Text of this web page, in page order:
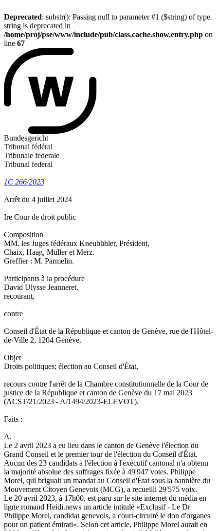
Deprecated: substr(): Passing null to parameter #1 ($string) of type
string is deprecated in
/home/proj/pse/www/include/pub/class.cache.show.entry.php on
line 67
Bundesgericht
Tribunal fédéral
Tribunale federale
Tribunal federal
1C 266/2023
Arrêt du 4 juillet 2024
Ire Cour de droit public
Composition
MM. les Juges fédéraux Kneubühler, Président,
Chaix, Haag, Müller et Merz.
Greffier : M. Parmelin.
Participants à la procédure
David Ulysse Jeanneret,
recourant,
contre
Conseil d'État de la République et canton de Genève, rue de l'Hôtel-
de-Ville 2, 1204 Genève.
Objet
Droits politiques; élection au Conseil d'État,
recours contre l'arrêt de la Chambre constitutionnelle de la Cour de
justice de la République et canton de Genève du 17 mai 2023
(ACST/21/2023 - A/1494/2023-ELEVOT).
Faits :
A.
Le 2 avril 2023 a eu lieu dans le canton de Genève l'élection du
Grand Conseil et le premier tour de l'élection du Conseil d'État.
Aucun des 23 candidats à l'élection à l'exécutif cantonal n'a obtenu
la majorité absolue des suffrages fixée à 49'947 votes. Philippe
Morel, qui briguait un mandat au Conseil d'État sous la bannière du
Mouvement Citoyen Genevois (MCG), a recueilli 29'575 voix.
Le 20 avril 2023, à 17h00, est paru sur le site internet du média en
ligne romand Heidi.news un article intitulé «Exclusif - Le Dr
Philippe Morel, candidat genevois, a court-circuité le don d'organes
pour un patient émirati». Selon cet article, Philippe Morel aurait en